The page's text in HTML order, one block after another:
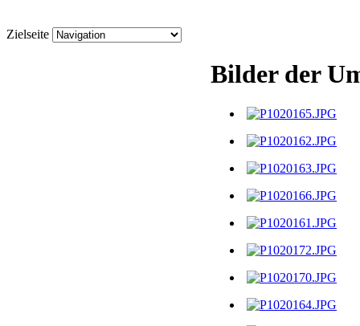
Zielseite
Bilder der